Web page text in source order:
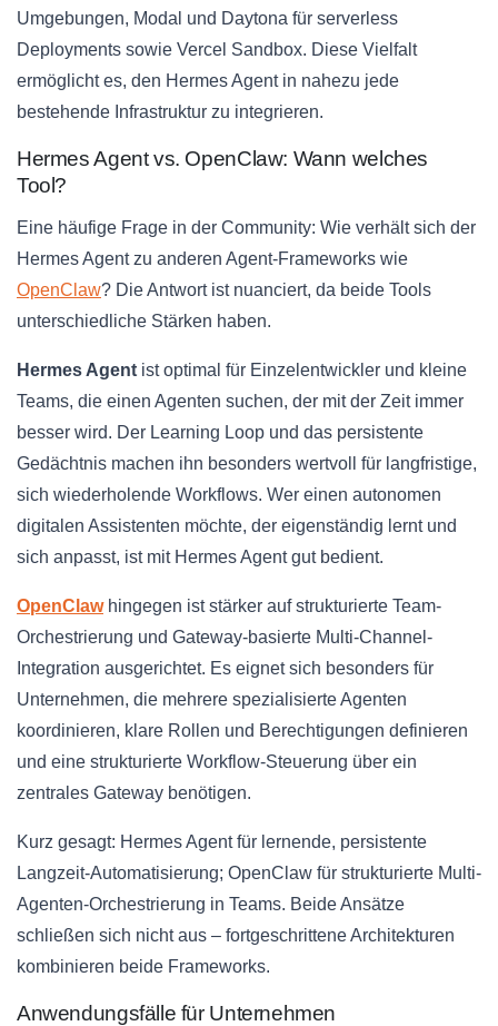
Umgebungen, Modal und Daytona für serverless
Deployments sowie Vercel Sandbox. Diese Vielfalt
ermöglicht es, den Hermes Agent in nahezu jede
bestehende Infrastruktur zu integrieren.
Hermes Agent vs. OpenClaw: Wann welches
Tool?
Eine häufige Frage in der Community: Wie verhält sich der
Hermes Agent zu anderen Agent-Frameworks wie
OpenClaw? Die Antwort ist nuanciert, da beide Tools
unterschiedliche Stärken haben.
Hermes Agent ist optimal für Einzelentwickler und kleine
Teams, die einen Agenten suchen, der mit der Zeit immer
besser wird. Der Learning Loop und das persistente
Gedächtnis machen ihn besonders wertvoll für langfristige,
sich wiederholende Workflows. Wer einen autonomen
digitalen Assistenten möchte, der eigenständig lernt und
sich anpasst, ist mit Hermes Agent gut bedient.
OpenClawhingegen ist stärker auf strukturierte Team-
Orchestrierung und Gateway-basierte Multi-Channel-
Integration ausgerichtet. Es eignet sich besonders für
Unternehmen, die mehrere spezialisierte Agenten
koordinieren, klare Rollen und Berechtigungen definieren
und eine strukturierte Workflow-Steuerung über ein
zentrales Gateway benötigen.
Kurz gesagt: Hermes Agent für lernende, persistente
Langzeit-Automatisierung; OpenClaw für strukturierte Multi-
Agenten-Orchestrierung in Teams. Beide Ansätze
schließen sich nicht aus – fortgeschrittene Architekturen
kombinieren beide Frameworks.
Anwendungsfälle für Unternehmen